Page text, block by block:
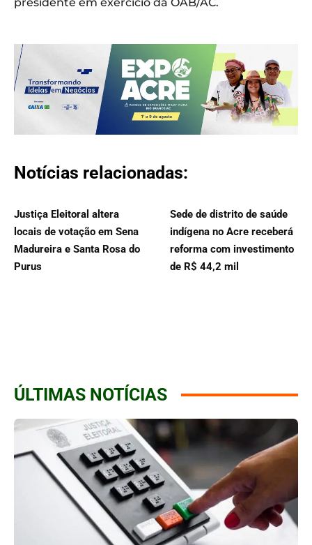
presidente em exercício da OAB/AC.
Notícias relacionadas:
Justiça Eleitoral altera
locais de votação em Sena
Madureira e Santa Rosa do
Purus
Sede de distrito de saúde
indígena no Acre receberá
reforma com investimento
de R$ 44,2 mil
ÚLTIMAS NOTÍCIAS